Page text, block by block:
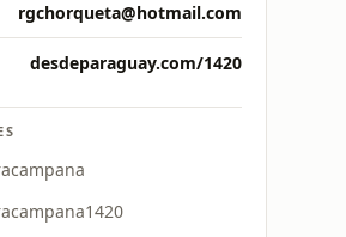
rgchorqueta@hotmail.com
desdeparaguay.com/1420